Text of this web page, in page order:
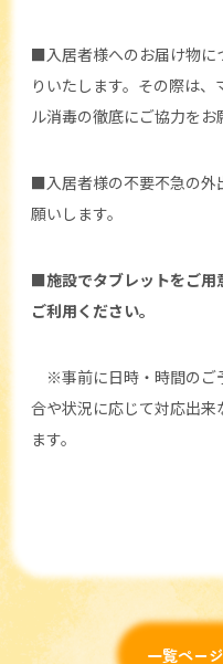
■入居者様へのお届け物に
りいたします。その際は
ル消毒の徹底にご協力をお
■入居者様の不要不急の外
願いします。
■施設でタブレットをご用
ご利用ください。
※事前に日時・時間のご
合や状況に応じて対応出
ます。
一覧ペー